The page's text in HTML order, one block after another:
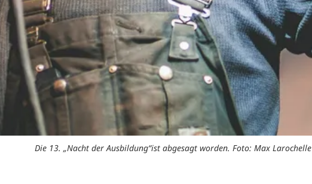
Die 13. „Nacht der Ausbildung“ist abgesagt worden. Foto: Max Larochelle